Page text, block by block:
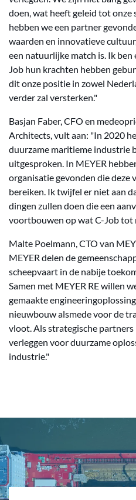
doen, wat heeft geleid tot onze
hebben we een partner
waarden en innovatieve
een natuurlijke match is. Ik ben
Job hun krachten hebben
dit onze positie in zowel
verder zal versterken."
Basjan Faber, CFO en
Architects, vult aan: "In 2020
duurzame maritieme industrie
uitgesproken. In MEYER
organisatie gevonden die deze
bereiken. Ik twijfel er niet aan
dingen zullen doen die een
voortbouwen op wat C-Job tot
Malte Poelmann, CTO van
MEYER delen de
scheepvaart in de nabije
Samen met MEYER RE willen
gemaakte
nieuwbouw alsmede voor de
vloot. Als strategische partners
verleggen voor duurzame
industrie."